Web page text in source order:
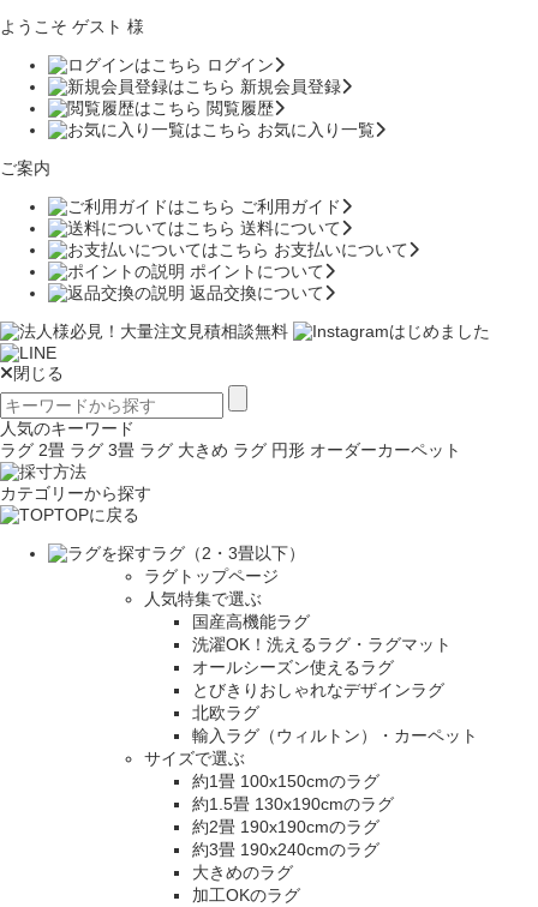
ようこそ ゲスト 様
ログイン
新規会員登録
閲覧履歴
お気に入り一覧
ご案内
ご利用ガイド
送料について
お支払いについて
ポイントについて
返品交換について
閉じる
人気のキーワード
ラグ 2畳 ラグ 3畳 ラグ 大きめ ラグ 円形 オーダーカーペット
カテゴリーから探す
TOPに戻る
ラグ（2・3畳以下）
ラグトップページ
人気特集で選ぶ
国産高機能ラグ
洗濯OK！洗えるラグ・ラグマット
オールシーズン使えるラグ
とびきりおしゃれなデザインラグ
北欧ラグ
輸入ラグ（ウィルトン）・カーペット
サイズで選ぶ
約1畳 100x150cmのラグ
約1.5畳 130x190cmのラグ
約2畳 190x190cmのラグ
約3畳 190x240cmのラグ
大きめのラグ
加工OKのラグ